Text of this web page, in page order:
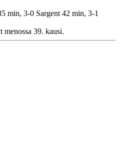
min, 3-0 Sargent 42 min, 3-1
menossa 39. kausi.